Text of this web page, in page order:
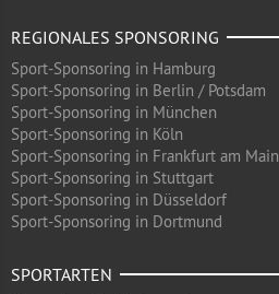
REGIONALES SPONSORING
Sport-Sponsoring in Hamburg
Sport-Sponsoring in Berlin / Potsdam
Sport-Sponsoring in München
Sport-Sponsoring in Köln
Sport-Sponsoring in Frankfurt am Main
Sport-Sponsoring in Stuttgart
Sport-Sponsoring in Düsseldorf
Sport-Sponsoring in Dortmund
SPORTARTEN